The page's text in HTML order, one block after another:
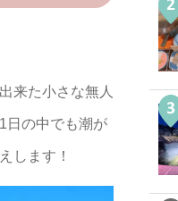
来た小さな無人
日の中でも潮が
します！